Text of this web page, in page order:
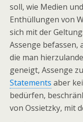
soll, wie Medien
Enthüllungen von
sich mit der
Assenge befassen,
die man
geneigt, Assenge
Statements aber
bedürfen,
von Ossietzky, mit